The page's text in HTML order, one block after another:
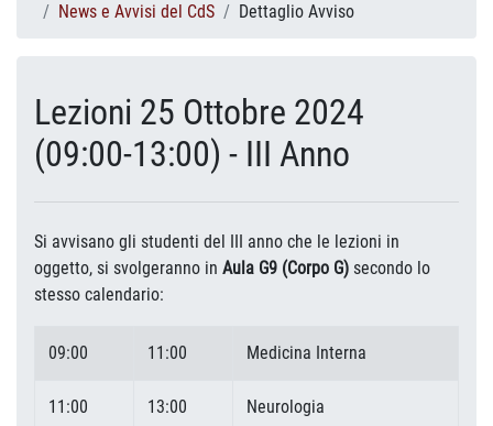
News e Avvisi del CdS
Dettaglio Avviso
Lezioni 25 Ottobre 2024
(09:00-13:00) - III Anno
Si avvisano gli studenti del III anno che le lezioni in
oggetto, si svolgeranno in Aula G9 (Corpo G) secondo lo
stesso calendario:
09:00 11:00 Medicina Interna
11:00 13:00 Neurologia